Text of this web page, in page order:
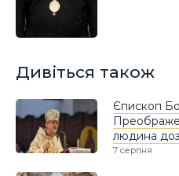
Дивіться також
Єпископ
людина
7 серпня